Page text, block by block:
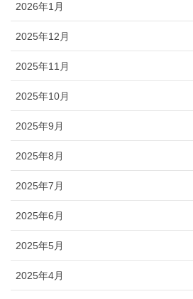
2026年1月
2025年12月
2025年11月
2025年10月
2025年9月
2025年8月
2025年7月
2025年6月
2025年5月
2025年4月